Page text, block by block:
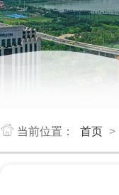
当前位置： 首页 >